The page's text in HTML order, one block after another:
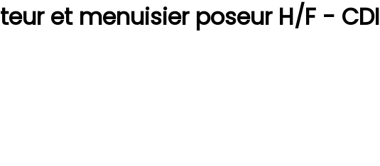
et menuisier poseur H/F - CDI